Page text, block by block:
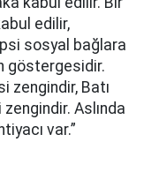
edilir,
sosyal bağlara
göstergesidir.
zengindir, Batı
Aslında
var.”